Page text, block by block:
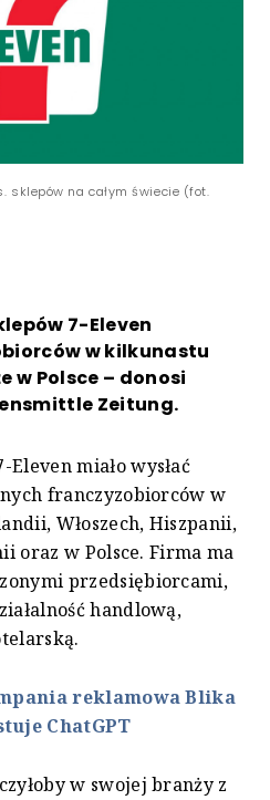
sklepów na całym świecie (fot.
7-Eleven
w kilkunastu
w Polsce – donosi
Zeitung.
miało wysłać
franczyzobiorców w
Włoszech, Hiszpanii,
oraz w Polsce. Firma ma
przedsiębiorcami,
handlową,
reklamowa Blika
ChatGPT
w swojej branży z